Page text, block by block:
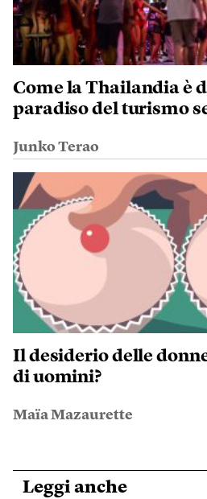
Come la Thailandia è
paradiso del turismo
Junko Terao
Il desiderio delle
di uomini?
Maïa Mazaurette
Leggi anche